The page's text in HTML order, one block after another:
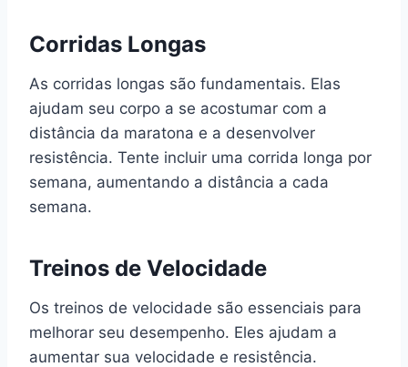
Corridas Longas
As corridas longas são fundamentais. Elas
ajudam seu corpo a se acostumar com a
distância da maratona e a desenvolver
resistência. Tente incluir uma corrida longa por
semana, aumentando a distância a cada
semana.
Treinos de Velocidade
Os treinos de velocidade são essenciais para
melhorar seu desempenho. Eles ajudam a
aumentar sua velocidade e resistência.